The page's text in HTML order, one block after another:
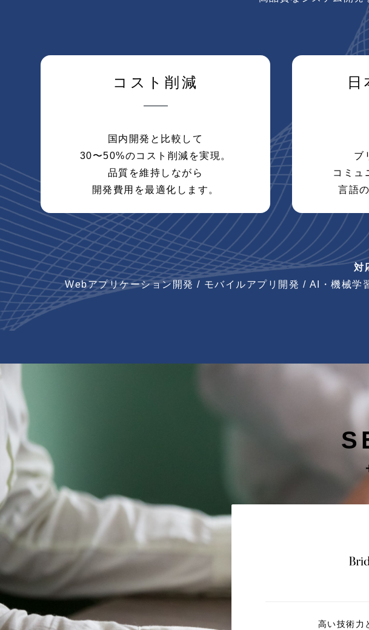
コスト削減
国内開発と比較して
30〜50%のコスト削減を実現。
品質を維持しながら
開発費用を最適化します。
日
ブ
コミュ
言語
対
Webアプリケーション開発 / モバイルアプリ開発 / AI・機械学
高い技術力